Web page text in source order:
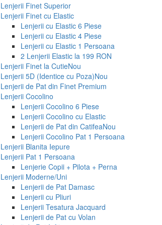
Lenjerii Finet Superior
Lenjerii Finet cu Elastic
Lenjerii cu Elastic 6 Piese
Lenjerii cu Elastic 4 Piese
Lenjerii cu Elastic 1 Persoana
2 Lenjerii Elastic la 199 RON
Lenjerii Finet la CutieNou
Lenjerii 5D (Identice cu Poza)Nou
Lenjerii de Pat din Finet Premium
Lenjerii Cocolino
Lenjerii Cocolino 6 Piese
Lenjerii Cocolino cu Elastic
Lenjerii de Pat din CatifeaNou
Lenjerii Cocolino Pat 1 Persoana
Lenjerii Blanita Iepure
Lenjerii Pat 1 Persoana
Lenjerie Copii + Pilota + Perna
Lenjerii Moderne/Uni
Lenjerii de Pat Damasc
Lenjerii cu Pliuri
Lenjerii Tesatura Jacquard
Lenjerii de Pat cu Volan